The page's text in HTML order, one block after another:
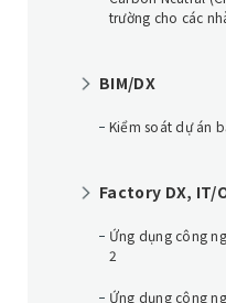
trường cho các
BIM/DX
Kiểm soát dự án
Factory DX, IT/
Ứng dụng công
2
Ứng dụng công